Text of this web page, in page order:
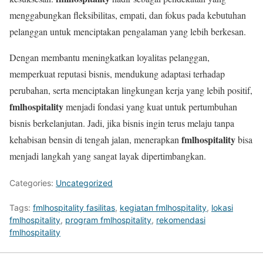
menggabungkan fleksibilitas, empati, dan fokus pada kebutuhan
pelanggan untuk menciptakan pengalaman yang lebih berkesan.
Dengan membantu meningkatkan loyalitas pelanggan,
memperkuat reputasi bisnis, mendukung adaptasi terhadap
perubahan, serta menciptakan lingkungan kerja yang lebih positif,
fmlhospitalitymenjadi fondasi yang kuat untuk pertumbuhan
bisnis berkelanjutan. Jadi, jika bisnis ingin terus melaju tanpa
kehabisan bensin di tengah jalan, menerapkan fmlhospitalitybisa
menjadi langkah yang sangat layak dipertimbangkan.
Categories: Uncategorized
Tags: fmlhospitality fasilitas, kegiatan fmlhospitality, lokasi
fmlhospitality, program fmlhospitality, rekomendasi
fmlhospitality